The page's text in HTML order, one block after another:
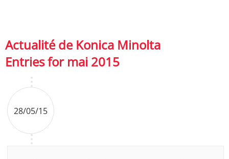
Actualité de Konica Minolta
Entries for mai 2015
28/05/15